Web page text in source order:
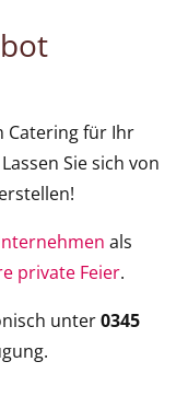
Catering für Ihr
Sie sich von
als
private Feier.
unter0345